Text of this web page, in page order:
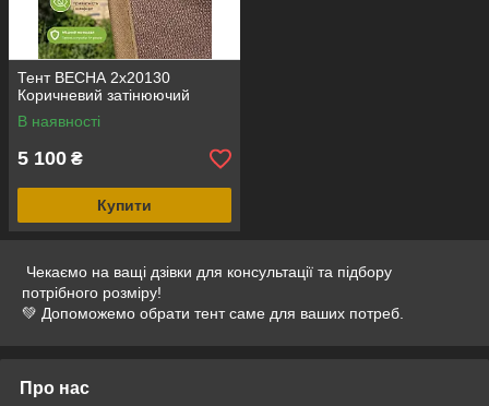
🔹 На дачі, у саду, на будівництві та в кемпінгах.
🔹 Для облаштування навісів, укриттів для авто та тварин.
Тент ВЕСНА 2х20130
Коричневий затінюючий
В наявності
5 100 ₴
Купити
Чекаємо на ващі дзівки для консультації та підбору
потрібного розміру!
💚 Допоможемо обрати тент саме для ваших потреб.
Про нас